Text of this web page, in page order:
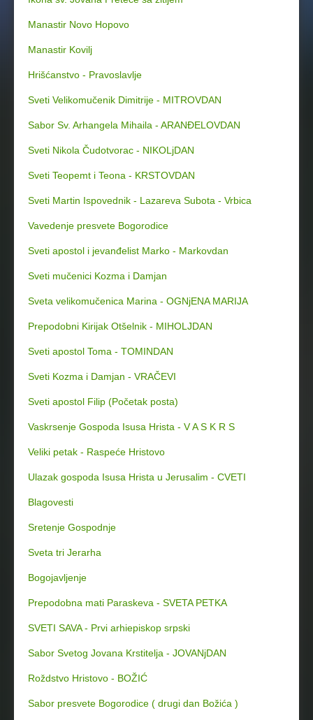
Manastir Novo Hopovo
Manastir Kovilj
Hrišćanstvo - Pravoslavlje
Sveti Velikomučenik Dimitrije - MITROVDAN
Sabor Sv. Arhangela Mihaila - ARANĐELOVDAN
Sveti Nikola Čudotvorac - NIKOLjDAN
Sveti Teopemt i Teona - KRSTOVDAN
Sveti Martin Ispovednik - Lazareva Subota - Vrbica
Vavedenje presvete Bogorodice
Sveti apostol i jevanđelist Marko - Markovdan
Sveti mučenici Kozma i Damjan
Sveta velikomučenica Marina - OGNjENA MARIJA
Prepodobni Kirijak Otšelnik - MIHOLJDAN
Sveti apostol Toma - TOMINDAN
Sveti Kozma i Damjan - VRAČEVI
Sveti apostol Filip (Početak posta)
Vaskrsenje Gospoda Isusa Hrista - V A S K R S
Veliki petak - Raspeće Hristovo
Ulazak gospoda Isusa Hrista u Jerusalim - CVETI
Blagovesti
Sretenje Gospodnje
Sveta tri Jerarha
Bogojavljenje
Prepodobna mati Paraskeva - SVETA PETKA
SVETI SAVA - Prvi arhiepiskop srpski
Sabor Svetog Jovana Krstitelja - JOVANjDAN
Roždstvo Hristovo - BOŽIĆ
Sabor presvete Bogorodice ( drugi dan Božića )